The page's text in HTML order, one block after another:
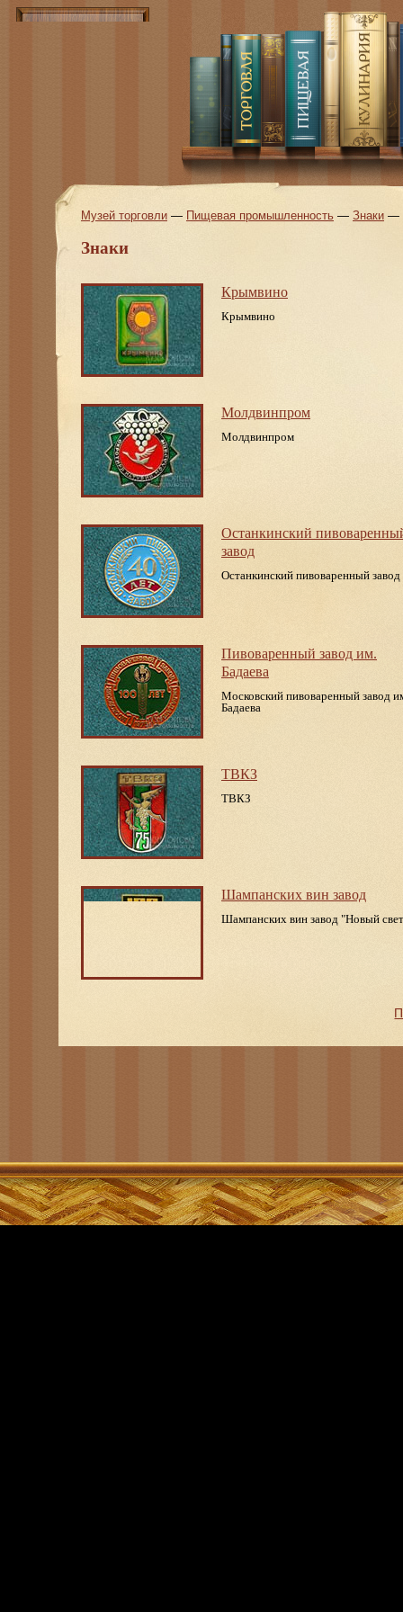
Музей торговли — Пищевая промышленность — Знаки —
Знаки
Крымвино
Крымвино
Молдвинпром
Молдвинпром
Останкинский
завод
Останкинский пивоваренный завод
Пивоваренный завод им.
Бадаева
Московский пивоваренный завод
Бадаева
ТВКЗ
ТВКЗ
Шампанских вин завод
Шампанских вин завод "Новый